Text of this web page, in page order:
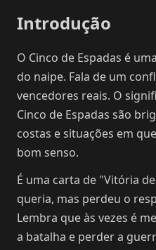
Introdução
O Cinco de Espadas é
do naipe. Fala de um
vencedores reais. O
Cinco de Espadas são
costas e situações em
bom senso.
É uma carta de "Vitória
queria, mas perdeu o
Lembra que às vezes é
a batalha e perder a